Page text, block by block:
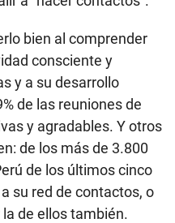
bien al comprender
consciente y
y a su desarrollo
de las reuniones de
y agradables. Y otros
de los más de 3.800
de los últimos cinco
su red de contactos, o
de ellos también.